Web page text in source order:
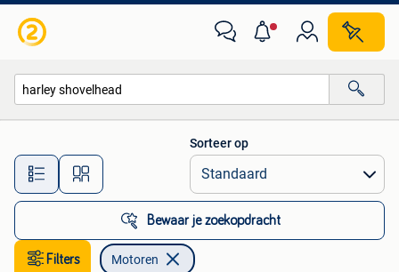
Alle afstanden…
Sorteer op
Bewaar je zoekopdracht
Filters Motoren